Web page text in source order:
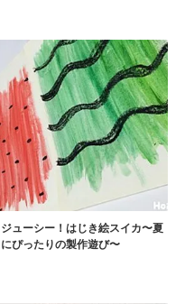
ジューシー！はじき絵スイカ〜夏
にぴったりの製作遊び〜